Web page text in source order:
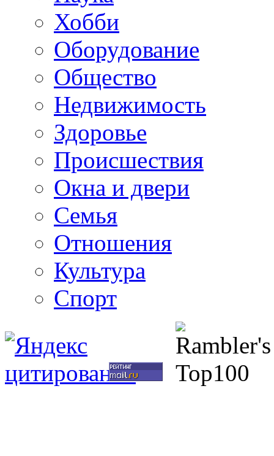
Хобби
Оборудование
Общество
Недвижимость
Здоровье
Происшествия
Окна и двери
Семья
Отношения
Культура
Спорт